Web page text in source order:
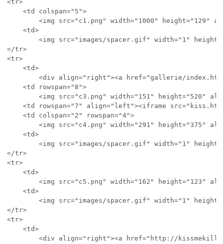
<tr>
</tr>
<tr>
</tr>
<tr>
</tr>
<tr>